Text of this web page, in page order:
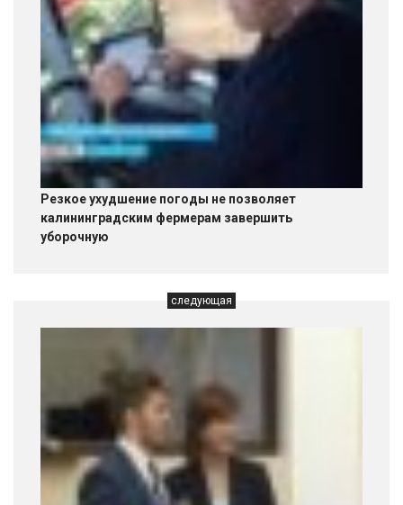
Резкое ухудшение погоды не позволяет
калининградским фермерам завершить
уборочную
следующая